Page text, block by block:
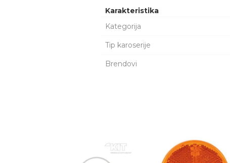
Karakteristika
Kategorija
Tip karoserije
Brendovi